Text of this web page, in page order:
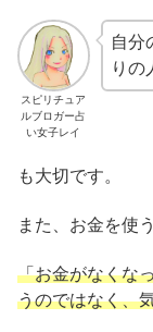
スピリチュア
ルブロガー占
い女子レイ
自分
りの
も大切です。
また、お金を使
「お金がなくな
うのではなく、